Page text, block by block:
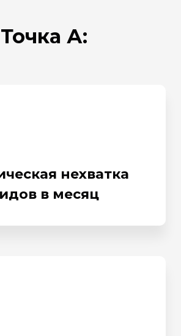
Точка А:
нехватка
в месяц